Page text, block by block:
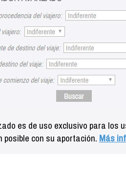
es de uso exclusivo para los
posible con su aportación. Más